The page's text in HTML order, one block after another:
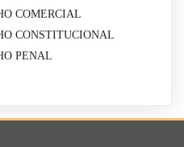
COMERCIAL
CONSTITUCIONAL
PENAL